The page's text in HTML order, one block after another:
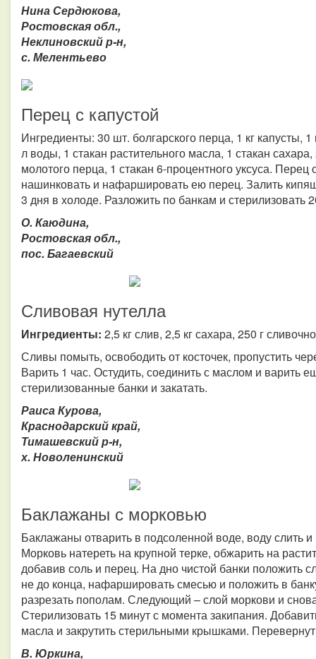
Нина Сердюкова,
Ростовская обл.,
Неклиновский р-н,
с. Мелентьево
Перец с капустой
Ингредиенты: 30 шт. болгарского перца, 1 кг капусты,
л воды, 1 стакан растительного масла, 1 стакан
молотого перца, 1 стакан 6-процентного уксуса. Перец
нашинковать и нафаршировать ею перец. Залить
3 дня в холоде. Разложить по банкам и стерилизовать
О. Каюдина,
Ростовская обл.,
пос. Багаевский
Сливовая нутелла
Ингредиенты: 2,5 кг слив, 2,5 кг сахара, 250 г
Сливы помыть, освободить от косточек, пропустить
Варить 1 час. Остудить, соединить с маслом и варить
стерилизованные банки и закатать.
Раиса Курова,
Краснодарский край,
Тимашевский р-н,
х. Новоленинский
Баклажаны с морковью
Баклажаны отварить в подсоленной воде, воду слить и
Морковь натереть на крупной терке, обжарить на
добавив соль и перец. На дно чистой банки положить
не до конца, нафаршировать смесью и положить в
разрезать пополам. Следующий – слой моркови и
Стерилизовать 15 минут с момента закипания.
масла и закрутить стерильными крышками.
В. Юркина,